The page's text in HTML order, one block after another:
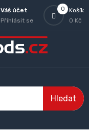
0
Košík
0 Kč
Váš účet
Přihlásit se
Hledat